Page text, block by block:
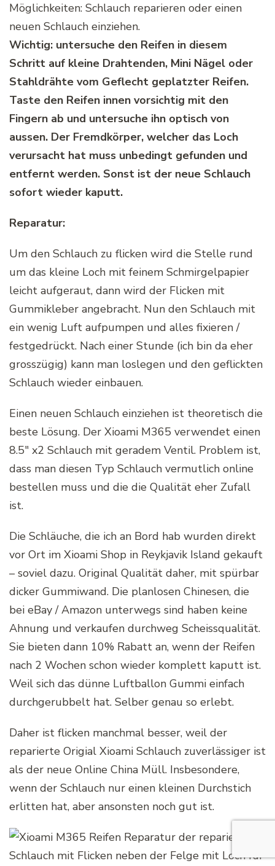
Möglichkeiten: Schlauch reparieren oder einen
neuen Schlauch einziehen.
Wichtig: untersuche den Reifen in diesem
Schritt auf kleine Drahtenden, Mini Nägel oder
Stahldrähte vom Geflecht geplatzter Reifen.
Taste den Reifen innen vorsichtig mit den
Fingern ab und untersuche ihn optisch von
aussen. Der Fremdkörper, welcher das Loch
verursacht hat muss unbedingt gefunden und
entfernt werden. Sonst ist der neue Schlauch
sofort wieder kaputt.
Reparatur:
Um den Schlauch zu flicken wird die Stelle rund
um das kleine Loch mit feinem Schmirgelpapier
leicht aufgeraut, dann wird der Flicken mit
Gummikleber angebracht. Nun den Schlauch mit
ein wenig Luft aufpumpen und alles fixieren /
festgedrückt. Nach einer Stunde (ich bin da eher
grosszügig) kann man loslegen und den geflickten
Schlauch wieder einbauen.
Einen neuen Schlauch einziehen ist theoretisch die
beste Lösung. Der Xioami M365 verwendet einen
8.5″ x2 Schlauch mit geradem Ventil. Problem ist,
dass man diesen Typ Schlauch vermutlich online
bestellen muss und die die Qualität eher Zufall
ist.
Die Schläuche, die ich an Bord hab wurden direkt
vor Ort im Xioami Shop in Reykjavik Island gekauft
– soviel dazu. Original Qualität daher, mit spürbar
dicker Gummiwand. Die planlosen Chinesen, die
bei eBay / Amazon unterwegs sind haben keine
Ahnung und verkaufen durchweg Scheissqualität.
Sie bieten dann 10% Rabatt an, wenn der Reifen
nach 2 Wochen schon wieder komplett kaputt ist.
Weil sich das dünne Luftballon Gummi einfach
durchgerubbelt hat. Selber genau so erlebt.
Daher ist flicken manchmal besser, weil der
reparierte Origial Xioami Schlauch zuverlässiger ist
als der neue Online China Müll. Insbesondere,
wenn der Schlauch nur einen kleinen Durchstich
erlitten hat, aber ansonsten noch gut ist.